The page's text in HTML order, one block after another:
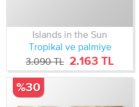
Islands in the Sun
Tropikal ve palmiye
3.090 TL 2.163 TL
%30